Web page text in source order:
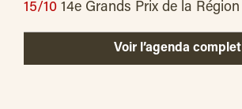
15/10 14e Grands Prix de la
Voir l’agenda complet